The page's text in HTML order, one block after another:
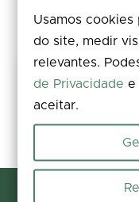
Partilha a tua
Avalia, deixa um
Usamos
do site, medir
relevantes.
de Privacidade e
aceitar.